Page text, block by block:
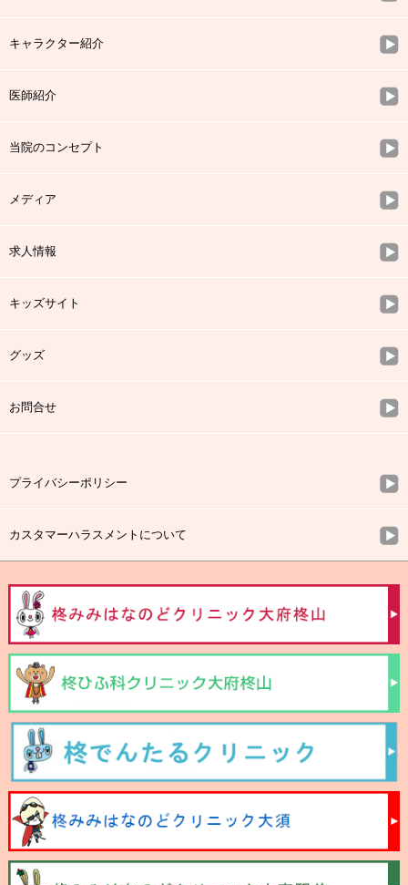
キャラクター紹介
医師紹介
当院のコンセプト
メディア
求人情報
キッズサイト
グッズ
お問合せ
プライバシーポリシー
カスタマーハラスメントについて